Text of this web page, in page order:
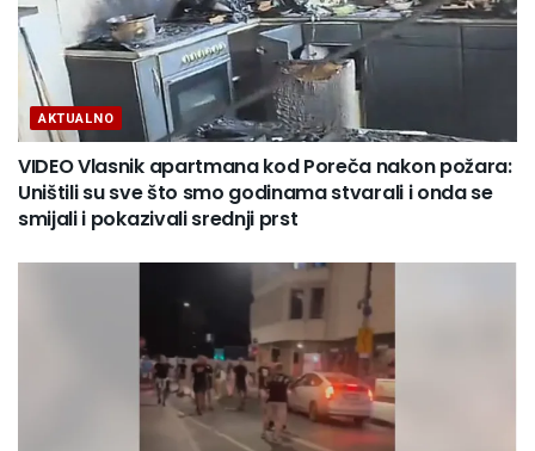
AKTUALNO
VIDEO Vlasnik apartmana kod Poreča nakon požara:
Uništili su sve što smo godinama stvarali i onda se
smijali i pokazivali srednji prst